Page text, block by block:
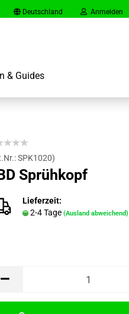
Deutschland Anmelden
Gast Konto erstellen
& Guides
SPK1020)
Sprühkopf
Lieferzeit:
2-4 Tage (Ausland abweichend)